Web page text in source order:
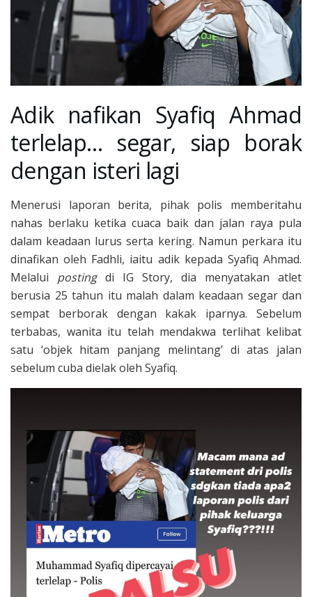
Adik nafikan Syafiq Ahmad
terlelap… segar, siap borak
dengan isteri lagi
Menerusi laporan berita, pihak polis memberitahu
nahas berlaku ketika cuaca baik dan jalan raya pula
dalam keadaan lurus serta kering. Namun perkara itu
dinafikan oleh Fadhli, iaitu adik kepada Syafiq Ahmad.
Melalui postingdi IG Story, dia menyatakan atlet
berusia 25 tahun itu malah dalam keadaan segar dan
sempat berborak dengan kakak iparnya. Sebelum
terbabas, wanita itu telah mendakwa terlihat kelibat
satu ‘objek hitam panjang melintang’ di atas jalan
sebelum cuba dielak oleh Syafiq.